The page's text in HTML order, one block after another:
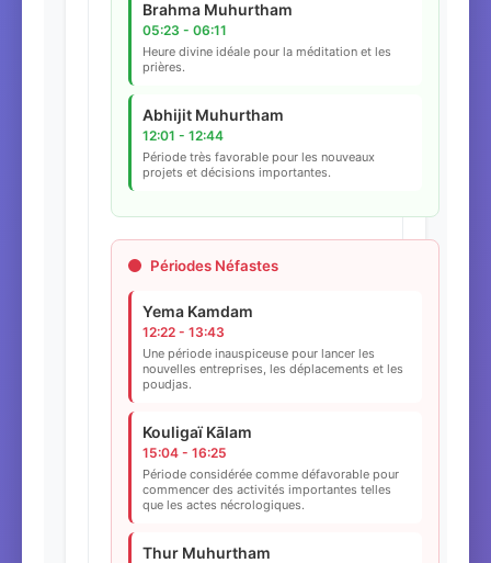
Brahma Muhurtham
05:23 - 06:11
Heure divine idéale pour la méditation et les
prières.
Abhijit Muhurtham
12:01 - 12:44
Période très favorable pour les nouveaux
projets et décisions importantes.
Périodes Néfastes
Yema Kamdam
12:22 - 13:43
Une période inauspiceuse pour lancer les
nouvelles entreprises, les déplacements et les
poudjas.
Kouligaï Kālam
15:04 - 16:25
Période considérée comme défavorable pour
commencer des activités importantes telles
que les actes nécrologiques.
Thur Muhurtham